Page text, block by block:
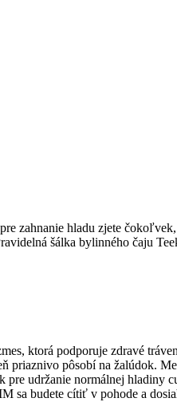
zahnanie hladu zjete
šálka bylinného čaju
ktorá podporuje zdravé
priaznivo pôsobí na žalúdok.
udržanie normálnej
budete cítiť v pohode a